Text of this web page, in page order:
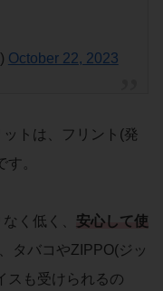
October 22, 2023
トは、フリント(発
。
く低く、 安心して使
タバコやZIPPO(ジッ
スも受けられるの